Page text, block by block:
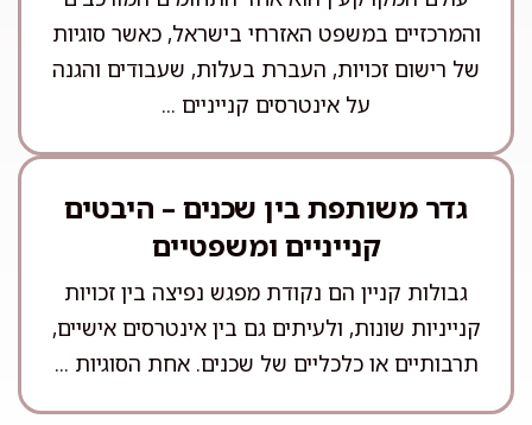
והמרכזיים במשפט האזרחי בישראל, כאשר סוגיות
של רישום זכויות, העברת בעלות, שעבודים והגנה
על אינטרסים קנייניים ...
גדר משותפת בין שכנים – היבטים
קנייניים ומשפטיים
גבולות קניין הם נקודת מפגש נפיצה בין זכויות
קנייניות שונות, ולעיתים גם בין אינטרסים אישיים,
תרבותיים או כלכליים של שכנים. אחת הסוגיות ...